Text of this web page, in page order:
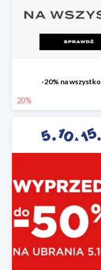
-20% na wszystko
20%